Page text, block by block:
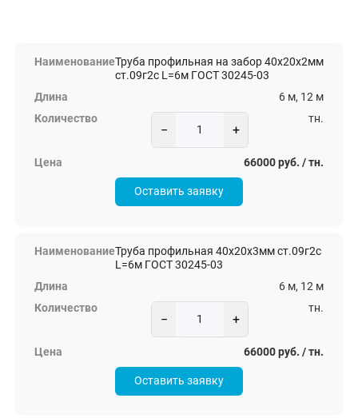
Труба профильная на забор 40х20х2мм
ст.09г2с L=6м ГОСТ 30245-03
6 м, 12 м
− +
тн.
66000 руб. / тн.
Оставить заявку
Труба профильная 40х20х3мм ст.09г2с
L=6м ГОСТ 30245-03
6 м, 12 м
− +
тн.
66000 руб. / тн.
Оставить заявку